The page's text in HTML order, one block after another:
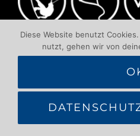
Diese Website benutzt
nutzt, gehen wir von